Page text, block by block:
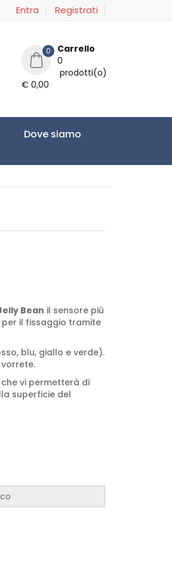
Entra Registrati
0
Carrello
0
prodotti(o)
€ 0,00
Dove siamo
Bean il sensore più
il fissaggio tramite
blu, giallo e verde).
vi permetterà di
superficie del